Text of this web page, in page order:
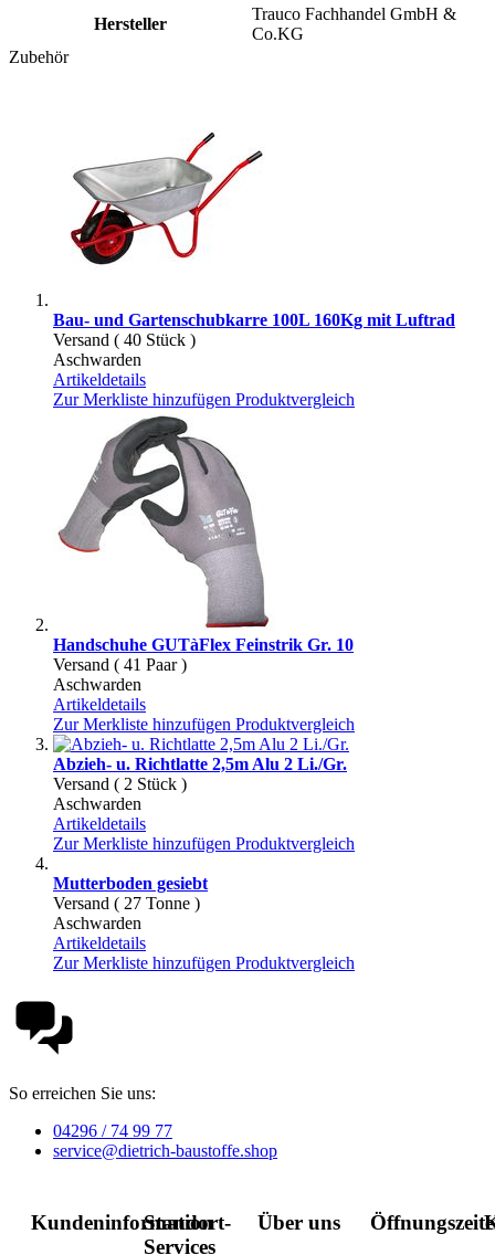
Hersteller
Trauco Fachhandel GmbH &
Co.KG
Zubehör
Bau- und Gartenschubkarre 100L 160Kg mit Luftrad
Versand ( 40 Stück )
Aschwarden
Artikeldetails
Zur Merkliste hinzufügen Produktvergleich
Handschuhe GUTàFlex Feinstrik Gr. 10
Versand ( 41 Paar )
Aschwarden
Artikeldetails
Zur Merkliste hinzufügen Produktvergleich
Abzieh- u. Richtlatte 2,5m Alu 2 Li./Gr.
Versand ( 2 Stück )
Aschwarden
Artikeldetails
Zur Merkliste hinzufügen Produktvergleich
Mutterboden gesiebt
Versand ( 27 Tonne )
Aschwarden
Artikeldetails
Zur Merkliste hinzufügen Produktvergleich
So erreichen Sie uns:
04296 / 74 99 77
service@dietrich-baustoffe.shop
Kundeninformation
Standort-
Services
Über uns